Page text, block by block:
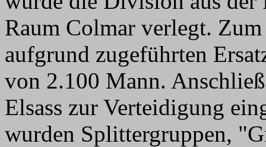
Raum Colmar verlegt.
aufgrund zugeführten
von 2.100 Mann.
Elsass zur Verteidigung
wurden Splittergruppen,